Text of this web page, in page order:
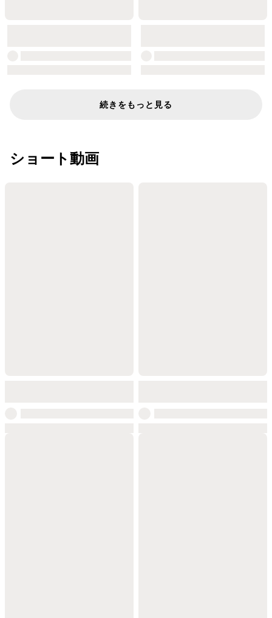
続きをもっと見る
ショート動画